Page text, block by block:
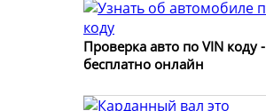
Проверка авто по VIN коду -
бесплатно онлайн